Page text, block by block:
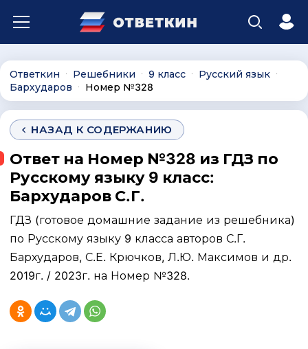
Ответкин ∙ Решебники ∙ 9 класс ∙ Русский язык ∙
Бархударов ∙ Номер №328
НАЗАД К СОДЕРЖАНИЮ
Ответ на Номер №328 из ГДЗ по
Русскому языку 9 класс:
Бархударов С.Г.
ГДЗ (готовое домашние задание из решебника)
по Русскому языку 9 класса авторов С.Г.
Бархударов, С.Е. Крючков, Л.Ю. Максимов и др.
2019г. / 2023г. на Номер №328.